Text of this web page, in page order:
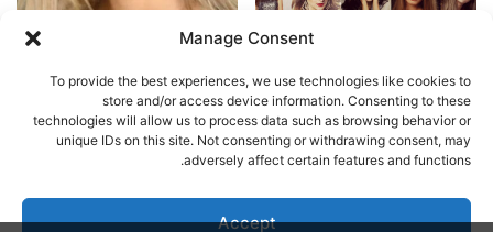
Manage Consent
To provide the best experiences, we use technologies like cookies to
store and/or access device information. Consenting to these
technologies will allow us to process data such as browsing behavior or
unique IDs on this site. Not consenting or withdrawing consent, may
adversely affect certain features and functions.
Accept
بنات اجنبيات جميلات على مواقع و
مارس 25, 2024
ساحرات روسيا على مواقع
مارس 15, 2024
اترك تعليقاً
يجب أنت تكون